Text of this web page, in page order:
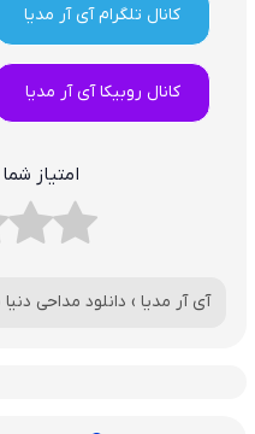
کانال تلگرام آی آر مدیا
کانال روبیکا آی آر مدیا
امتیاز
آی آر مدیا › دانلود مداحی